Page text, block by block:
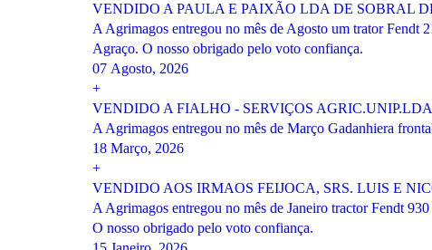
VENDIDO A PAULA E PAIXÃO LDA DE SOBRAL
A Agrimagos entregou no mês de Agosto um trator Fendt
Agraço. O nosso obrigado pelo voto confiança.
07 Agosto, 2026
+
VENDIDO A FIALHO - SERVIÇOS AGRIC.UNIP.LDA
A Agrimagos entregou no mês de Março Gadanhiera
18 Março, 2026
+
VENDIDO AOS IRMAOS FEIJOCA, SRS. LUIS E
A Agrimagos entregou no mês de Janeiro tractor Fendt
O nosso obrigado pelo voto confiança.